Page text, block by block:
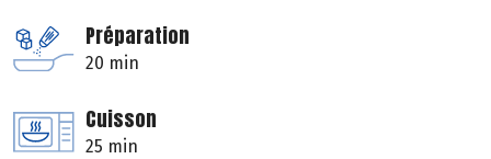
Préparation
20 min
Cuisson
25 min